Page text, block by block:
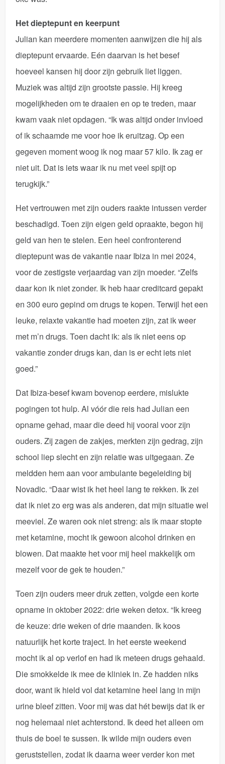
Het dieptepunt en keerpunt
Julian kan meerdere momenten aanwijzen die hij als
dieptepunt ervaarde. Eén daarvan is het besef
hoeveel kansen hij door zijn gebruik liet liggen.
Muziek was altijd zijn grootste passie. Hij kreeg
mogelijkheden om te draaien en op te treden, maar
kwam vaak niet opdagen. “Ik was altijd onder invloed
of ik schaamde me voor hoe ik eruitzag. Op een
gegeven moment woog ik nog maar 57 kilo. Ik zag er
niet uit. Dat is iets waar ik nu met veel spijt op
terugkijk.”
Het vertrouwen met zijn ouders raakte intussen verder
beschadigd. Toen zijn eigen geld opraakte, begon hij
geld van hen te stelen. Een heel confronterend
dieptepunt was de vakantie naar Ibiza in mei 2024,
voor de zestigste verjaardag van zijn moeder. “Zelfs
daar kon ik niet zonder. Ik heb haar creditcard gepakt
en 300 euro gepind om drugs te kopen. Terwijl het een
leuke, relaxte vakantie had moeten zijn, zat ik weer
met m’n drugs. Toen dacht ik: als ik niet eens op
vakantie zonder drugs kan, dan is er echt iets niet
goed.”
Dat Ibiza-besef kwam bovenop eerdere, mislukte
pogingen tot hulp. Al vóór die reis had Julian een
opname gehad, maar die deed hij vooral voor zijn
ouders. Zij zagen de zakjes, merkten zijn gedrag, zijn
school liep slecht en zijn relatie was uitgegaan. Ze
meldden hem aan voor ambulante begeleiding bij
Novadic. “Daar wist ik het heel lang te rekken. Ik zei
dat ik niet zo erg was als anderen, dat mijn situatie wel
meeviel. Ze waren ook niet streng: als ik maar stopte
met ketamine, mocht ik gewoon alcohol drinken en
blowen. Dat maakte het voor mij heel makkelijk om
mezelf voor de gek te houden.”
Toen zijn ouders meer druk zetten, volgde een korte
opname in oktober 2022: drie weken detox. “Ik kreeg
de keuze: drie weken of drie maanden. Ik koos
natuurlijk het korte traject. In het eerste weekend
mocht ik al op verlof en had ik meteen drugs gehaald.
Die smokkelde ik mee de kliniek in. Ze hadden niks
door, want ik hield vol dat ketamine heel lang in mijn
urine bleef zitten. Voor mij was dat hét bewijs dat ik er
nog helemaal niet achterstond. Ik deed het alleen om
thuis de boel te sussen. Ik wilde mijn ouders even
geruststellen, zodat ik daarna weer verder kon met